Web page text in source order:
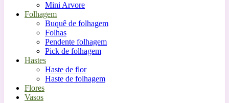
Mini Arvore
Folhagem
Buquê de folhagem
Folhas
Pendente folhagem
Pick de folhagem
Hastes
Haste de flor
Haste de folhagem
Flores
Vasos